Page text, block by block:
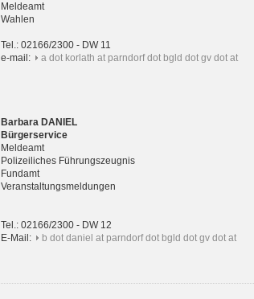
Meldeamt
Wahlen
Tel.: 02166/2300 - DW 11
e-mail:
a dot korlath at parndorf dot bgld dot gv dot at
Barbara DANIEL
Bürgerservice
Meldeamt
Polizeiliches Führungszeugnis
Fundamt
Veranstaltungsmeldungen
Tel.: 02166/2300 - DW 12
E-Mail:
b dot daniel at parndorf dot bgld dot gv dot at